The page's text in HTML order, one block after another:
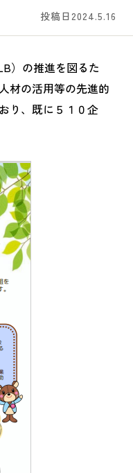
投稿日2024.5.16
）の推進を図るた
材の活用等の先進的
り、既に５１０企